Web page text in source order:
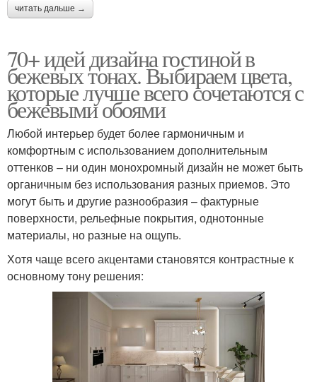
читать дальше →
70+ идей дизайна гостиной в
бежевых тонах. Выбираем цвета,
которые лучше всего сочетаются с
бежевыми обоями
Любой интерьер будет более гармоничным и
комфортным с использованием дополнительным
оттенков – ни один монохромный дизайн не может быть
органичным без использования разных приемов. Это
могут быть и другие разнообразия – фактурные
поверхности, рельефные покрытия, однотонные
материалы, но разные на ощупь.
Хотя чаще всего акцентами становятся контрастные к
основному тону решения: